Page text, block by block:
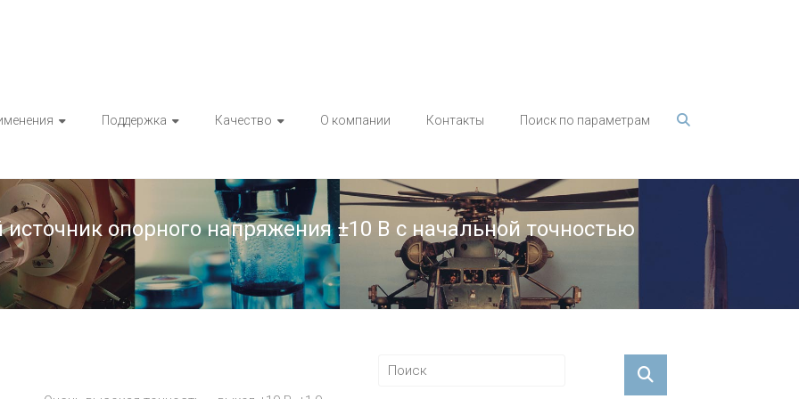
Поддержка Качество О компании Контакты Поиск по параметрам
опорного напряжения ±10 В с начальной точностью